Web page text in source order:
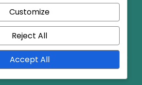
thegridfe.com.Travel Monster byWP
Powered by
Hör av Användaravtal
Customize
Reject All
Accept All